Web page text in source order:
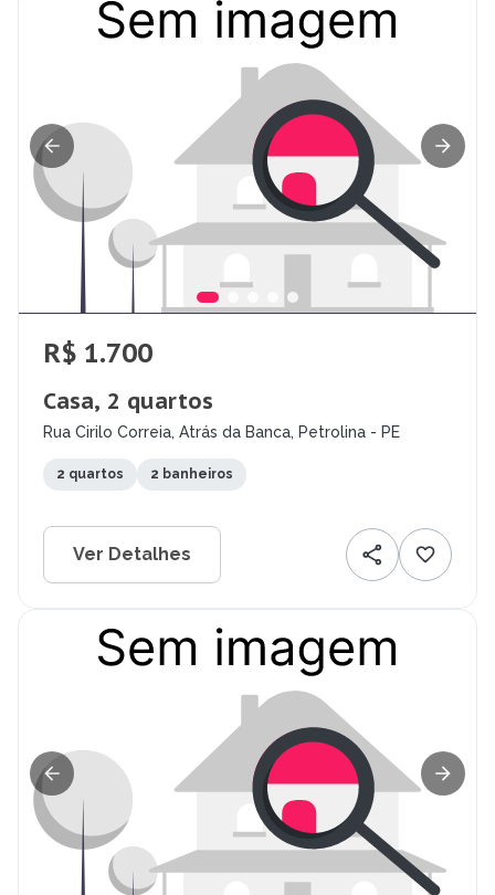
R$ 1.700
Casa, 2 quartos
Rua Cirilo Correia, Atrás da Banca, Petrolina - PE
2 quartos 2 banheiros
Ver Detalhes